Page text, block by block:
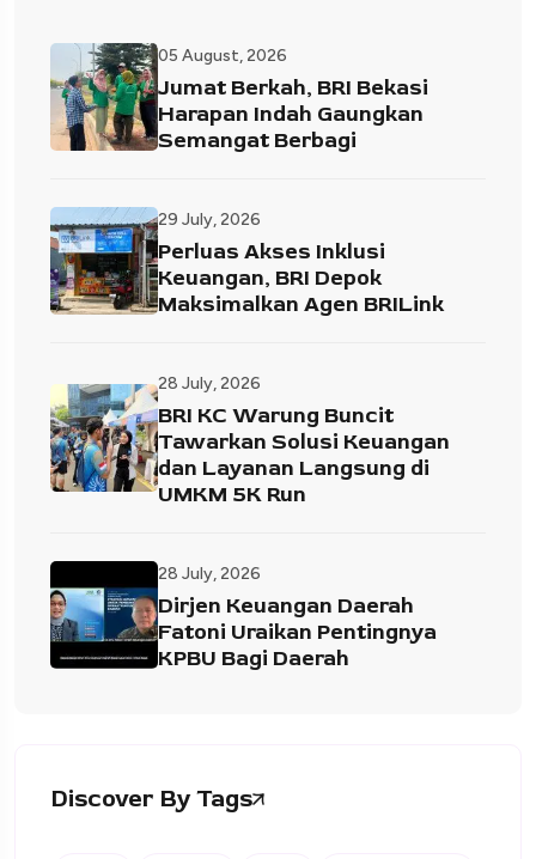
05 August, 2026
Jumat Berkah, BRI Bekasi
Harapan Indah Gaungkan
Semangat Berbagi
29 July, 2026
Perluas Akses Inklusi
Keuangan, BRI Depok
Maksimalkan Agen BRILink
28 July, 2026
BRI KC Warung Buncit
Tawarkan Solusi Keuangan
dan Layanan Langsung di
UMKM 5K Run
28 July, 2026
Dirjen Keuangan Daerah
Fatoni Uraikan Pentingnya
KPBU Bagi Daerah
Discover By Tags